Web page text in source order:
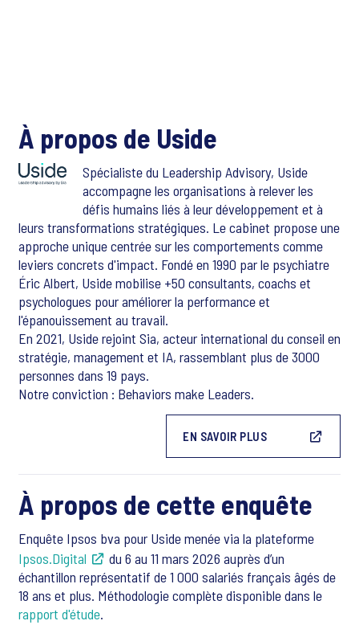
À propos de Uside
Spécialiste du Leadership Advisory, Uside
accompagne les organisations à relever les
défis humains liés à leur développement et à
leurs transformations stratégiques. Le cabinet propose une
approche unique centrée sur les comportements comme
leviers concrets d'impact. Fondé en 1990 par le psychiatre
Éric Albert, Uside mobilise +50 consultants, coachs et
psychologues pour améliorer la performance et
l'épanouissement au travail.
En 2021, Uside rejoint Sia, acteur international du conseil en
stratégie, management et IA, rassemblant plus de 3000
personnes dans 19 pays.
Notre conviction : Behaviors make Leaders.
EN SAVOIR PLUS
À propos de cette enquête
Enquête Ipsos bva pour Uside menée via la plateforme
Ipsos.Digital
du 6 au 11 mars 2026 auprès d’un
échantillon représentatif de 1 000 salariés français âgés de
18 ans et plus. Méthodologie complète disponible dans le
rapport d'étude.